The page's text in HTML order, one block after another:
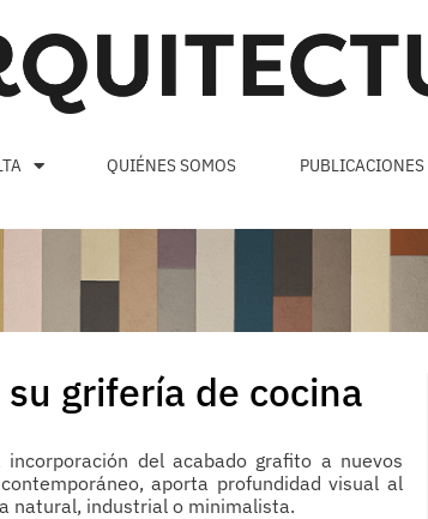
QUIÉNES SOMOS PUBLICACIONES
grifería de cocina
del acabado grafito a nuevos
aporta profundidad visual al
natural, industrial o minimalista.